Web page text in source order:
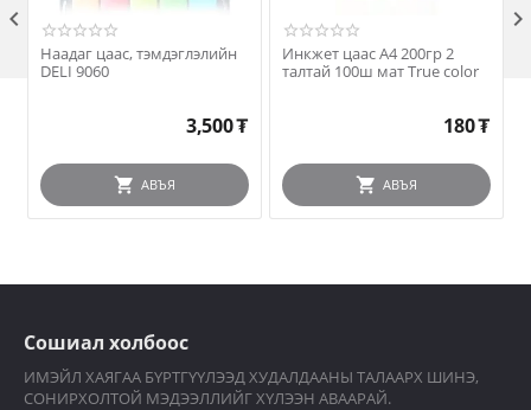
Наадаг цаас, тэмдэглэлийн
DELI 9060
3,500₮
АВЪЯ
Инкжет цаас A4 200гр 2
талтай 100ш мат True color
180₮
АВЪЯ
 
Сошиал холбоос
ИМЭЙЛ ХАЯГАА БҮРТГҮҮЛЭЭД ХУДАЛДААНЫ ТАЛААРХ ШИНЭ,
СОНИРХОЛТОЙ МЭДЭЭЛЛИЙГ ХҮЛЭЭН АВААРАЙ.